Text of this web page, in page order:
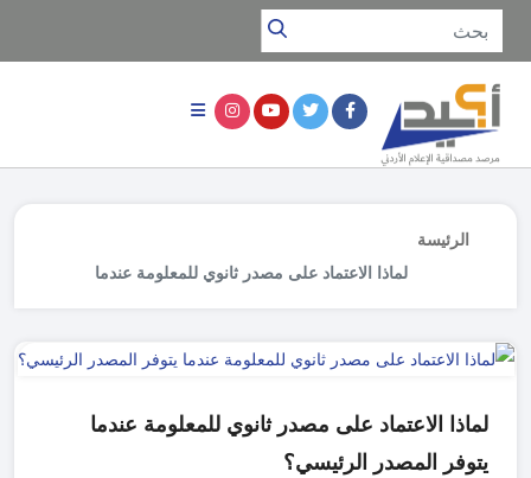
الرئيسة
لماذا الاعتماد على مصدر ثانوي للمعلومة عندما
لماذا الاعتماد على مصدر ثانوي للمعلومة عندما
يتوفر المصدر الرئيسي؟